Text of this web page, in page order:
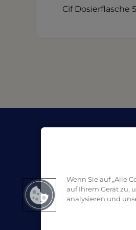
Cif Dosierflasche
KontaktWenn Sie auf „Alle
auf Ihrem Gerät zu,
analysieren und